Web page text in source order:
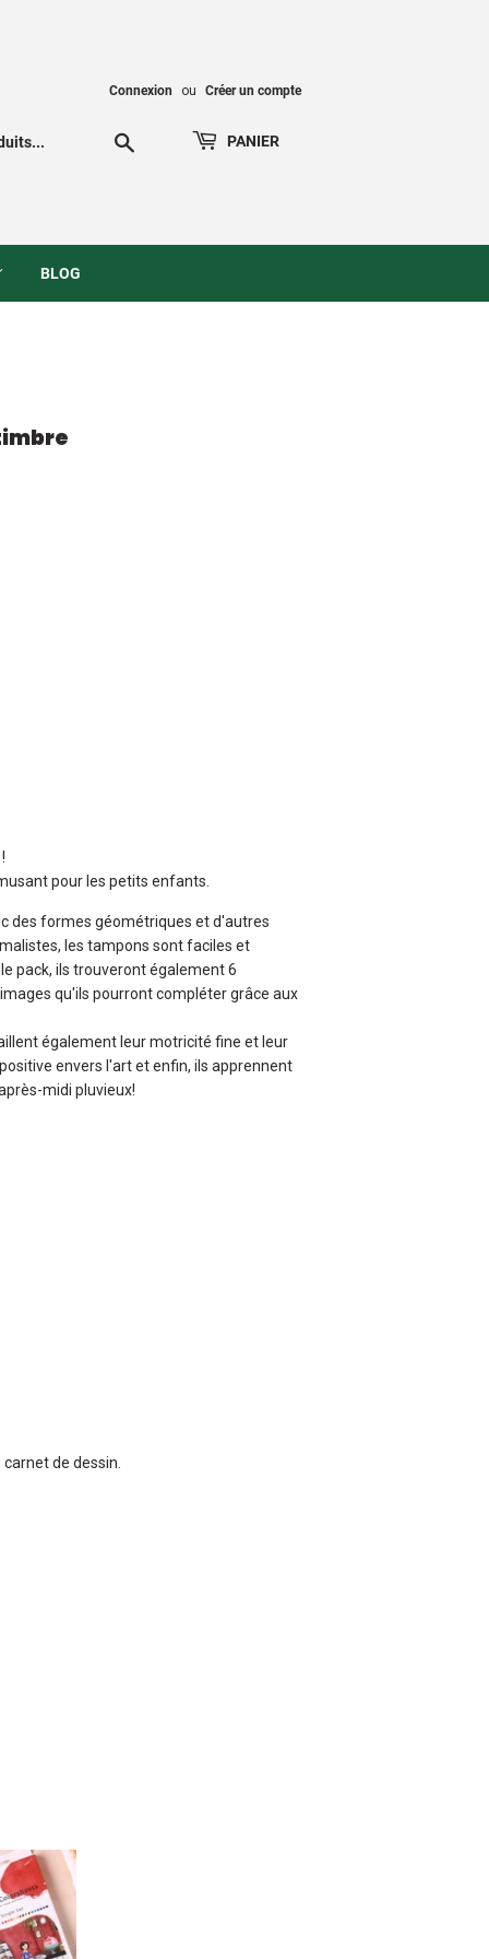
Connexion ou Créer un compte
Chercher PANIER
BLOG
pour les petits enfants.
des formes géométriques et d'autres
les tampons sont faciles et
pack, ils trouveront également 6
qu'ils pourront compléter grâce aux
également leur motricité fine et leur
envers l'art et enfin, ils apprennent
midi pluvieux!
de dessin.